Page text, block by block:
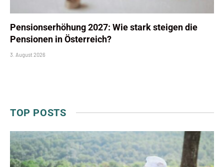
Pensionserhöhung 2027: Wie stark steigen die
Pensionen in Österreich?
3. August 2026
TOP POSTS